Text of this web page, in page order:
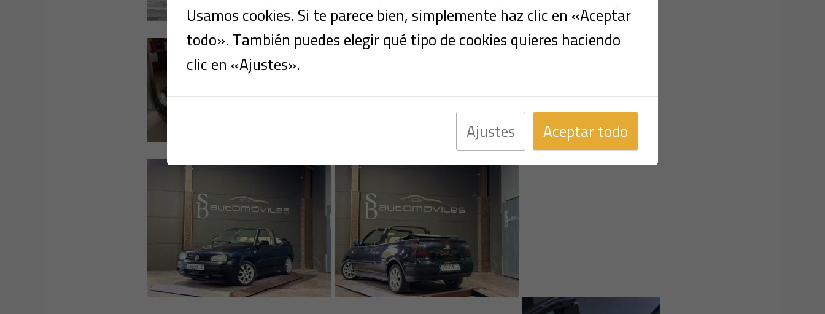
Usamos cookies. Si te parece bien, simplemente haz clic en «Aceptar
todo». También puedes elegir qué tipo de cookies quieres haciendo
clic en «Ajustes».
Ajustes Aceptar todo